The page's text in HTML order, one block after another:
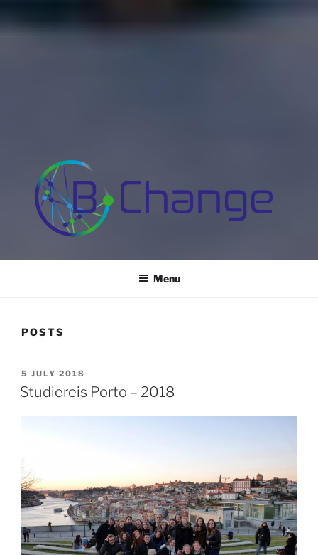
B-CHANGE
Menu
POSTS
POSTED
ON
5 JULY 2018
Studiereis Porto – 2018